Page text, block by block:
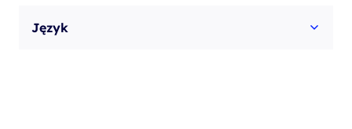
Język